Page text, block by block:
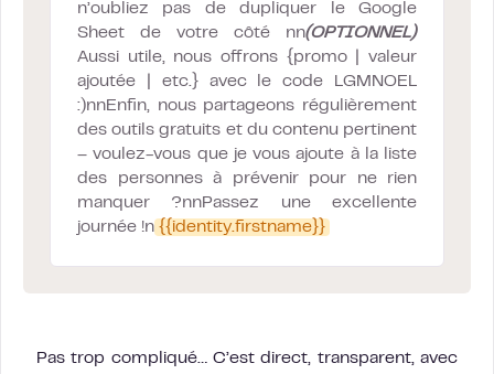
n’oubliez pas de dupliquer le Google
Sheet de votre côté nn(OPTIONNEL)
Aussi utile, nous offrons {promo | valeur
ajoutée | etc.} avec le code LGMNOEL
:)nnEnfin, nous partageons régulièrement
des outils gratuits et du contenu pertinent
– voulez-vous que je vous ajoute à la liste
des personnes à prévenir pour ne rien
manquer ?nnPassez une excellente
journée !n {{identity.firstname}}
Pas trop compliqué… C’est direct, transparent, avec